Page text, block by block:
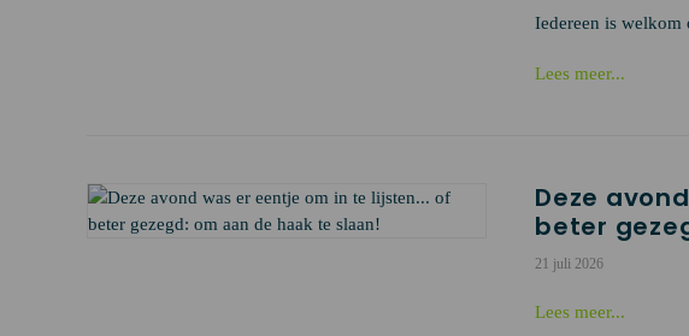
Iedereen is welkom
Lees meer...
Deze
beter
21 juli 2026
Lees meer...